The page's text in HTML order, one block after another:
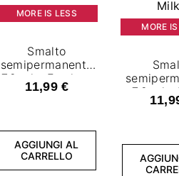
MORE IS LESS
Smalto
semipermanente
7,2 ml - Fearless
Red
11,99 €
AGGIUNGI AL
CARRELLO
MORE
7,2 ml -